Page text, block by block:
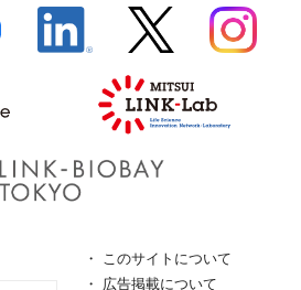
このサイトについて
広告掲載について